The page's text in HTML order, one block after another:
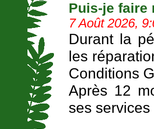
Puis-je faire
7 Août 2026,
Durant la
les
Conditions
Après 12
ses services